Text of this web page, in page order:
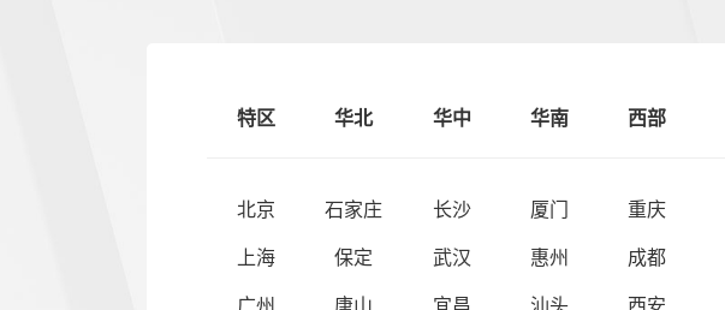
特区
北京
上海
华北
石家庄
保定
华中
长沙
武汉
华南
厦门
惠州
西部
重庆
成都